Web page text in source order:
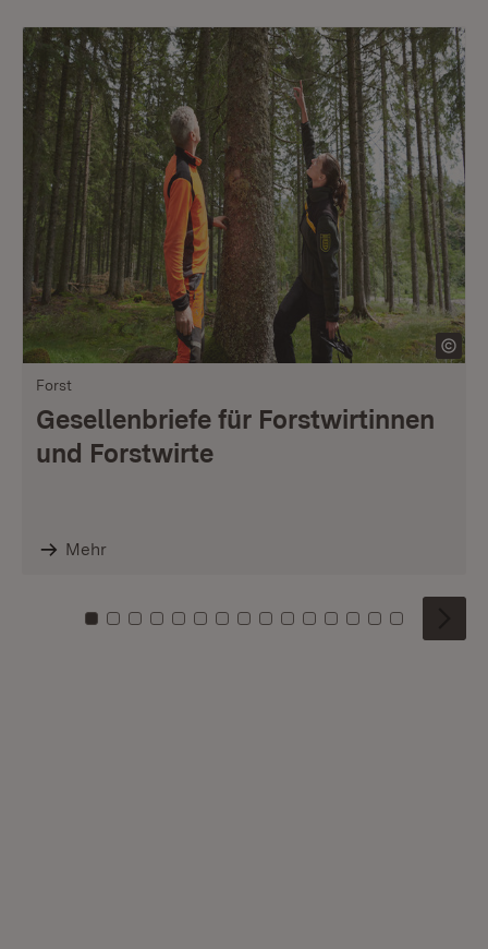
Forst
Gesellenbriefe für Forstwirtinnen
und Forstwirte
Mehr
Zu Kachel: 0
Zu Kachel: 1
Zu Kachel: 2
Zu Kachel: 3
Zu Kachel: 4
Zu Kachel: 5
Zu Kachel: 6
Zu Kachel: 7
Zu Kachel: 8
Zu Kachel: 9
Zu Kachel: 10
Zu Kachel: 11
Zu Kachel: 12
Zu Kachel:
Zu